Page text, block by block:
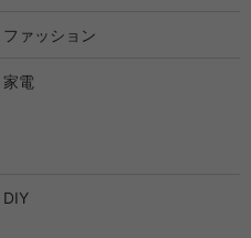
ファッション
家電
DIY